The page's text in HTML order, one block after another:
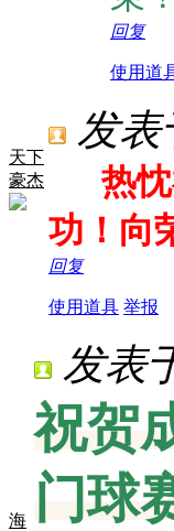
回复
使用道
天下
豪杰
发表
热忱
功！向
回复
使用道具 举报
海
发表
祝贺
门球